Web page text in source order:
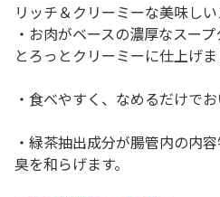
リッチ＆クリーミーな美味しい
・お肉がベースの濃厚なスープ
とろっとクリーミーに仕上げま
・食べやすく、なめるだけで
・緑茶抽出成分が腸管内の内
臭を和らげます。